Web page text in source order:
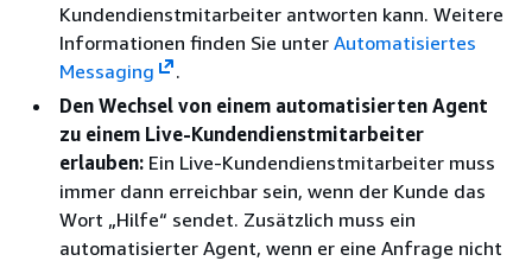
Kundendienstmitarbeiter antworten kann. Weitere
Informationen finden Sie unter Automatisiertes
Messaging
.
Den Wechsel von einem automatisierten Agent
zu einem Live-Kundendienstmitarbeiter
erlauben: Ein Live-Kundendienstmitarbeiter muss
immer dann erreichbar sein, wenn der Kunde das
Wort „Hilfe“ sendet. Zusätzlich muss ein
automatisierter Agent, wenn er eine Anfrage nicht